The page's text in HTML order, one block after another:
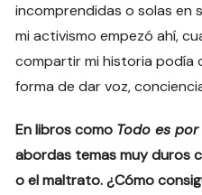
incomprendidas o solas en
mi activismo empezó ahí,
compartir mi historia podía
forma de dar voz,
En libros como Todo es
abordas temas muy duros
o el maltrato. ¿Cómo